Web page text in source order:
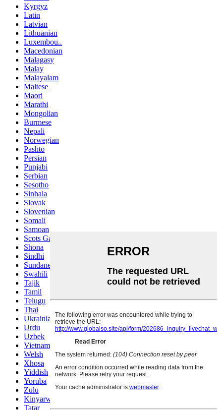
Kyrgyz
Latin
Latvian
Lithuanian
Luxembou..
Macedonian
Malagasy
Malay
Malayalam
Maltese
Maori
Marathi
Mongolian
Burmese
Nepali
Norwegian
Pashto
Persian
Punjabi
Serbian
Sesotho
Sinhala
Slovak
Slovenian
Somali
Samoan
Scots Gaelic
Shona
Sindhi
Sundanese
Swahili
Tajik
Tamil
Telugu
Thai
Ukrainian
Urdu
Uzbek
Vietnamese
Welsh
Xhosa
Yiddish
Yoruba
Zulu
Kinyarwanda
Tatar